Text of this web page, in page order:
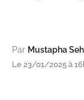
Par Mustapha
Le 23/01/2025 à